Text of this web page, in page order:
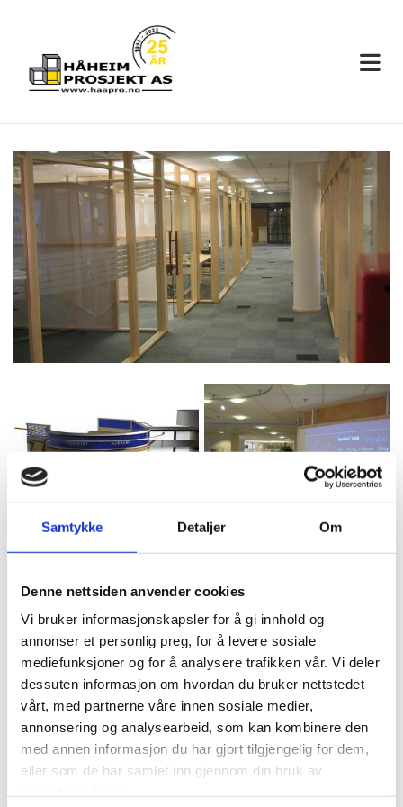
Samtykke Detaljer Om
Denne nettsiden anvender cookies
Vi bruker informasjonskapsler for å gi innhold og
annonser et personlig preg, for å levere sosiale
mediefunksjoner og for å analysere trafikken vår. Vi deler
dessuten informasjon om hvordan du bruker nettstedet
vårt, med partnerne våre innen sosiale medier,
annonsering og analysearbeid, som kan kombinere den
med annen informasjon du har gjort tilgjengelig for dem,
eller som de har samlet inn gjennom din bruk av